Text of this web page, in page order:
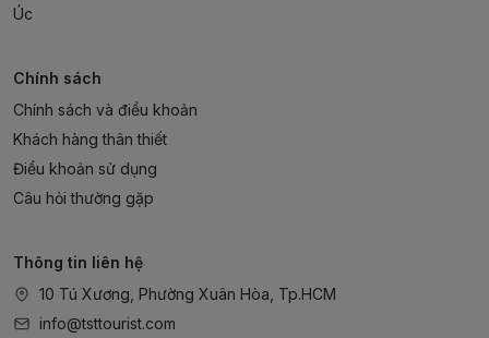
Úc
Chính sách
Chính sách và điều khoản
Khách hàng thân thiết
Điều khoản sử dụng
Câu hỏi thường gặp
Thông tin liên hệ
10 Tú Xương, Phường Xuân Hòa, Tp.HCM
info@tsttourist.com